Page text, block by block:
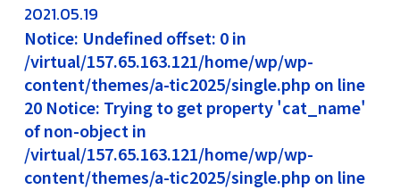
2021.05.19
Notice: Undefined offset: 0 in
/virtual/157.65.163.121/home/wp/wp-
content/themes/a-tic2025/single.php on line
20 Notice: Trying to get property 'cat_name'
of non-object in
/virtual/157.65.163.121/home/wp/wp-
content/themes/a-tic2025/single.php on line